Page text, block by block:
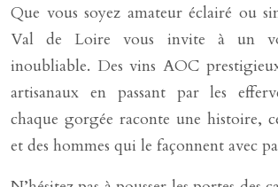
Que vous soyez amateur éclairé ou
Val de Loire vous invite à un
inoubliable. Des vins AOC
artisanaux en passant par les
chaque gorgée raconte une histoire,
et des hommes qui le façonnent avec